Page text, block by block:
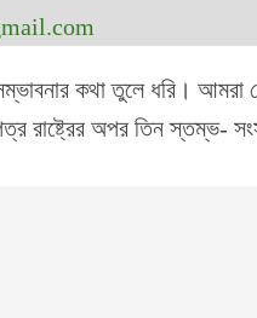
কথা তুলে ধরি। আমরা
রাষ্ট্রের অপর তিন স্তম্ভ-